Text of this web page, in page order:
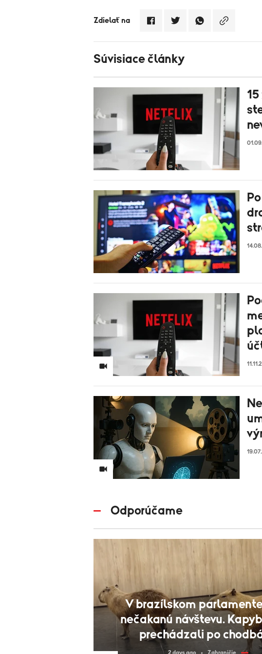
Zdielať na
Súvisiace články
Odporúčame
V brazílskom
nečakanú návštevu.
prechádzali po
2 days ago Zahraničie